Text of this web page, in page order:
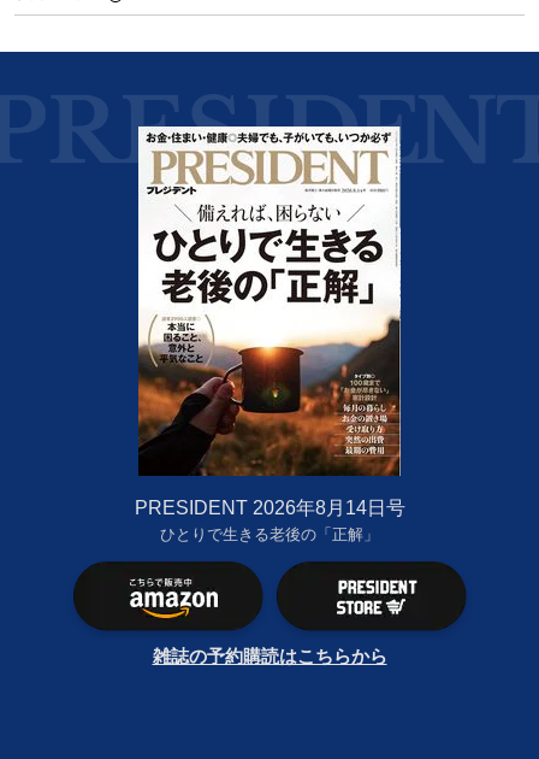
PRESIDENT 2026年8月14日号
ひとりで生きる老後の「正解」
雑誌の予約購読はこちらから